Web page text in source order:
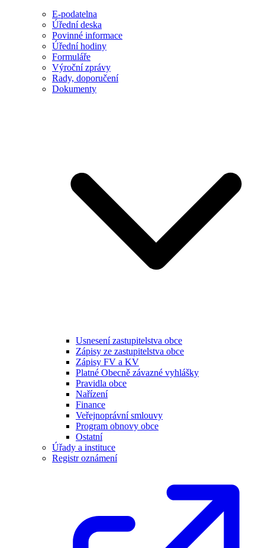
E-podatelna
Úřední deska
Povinné informace
Úřední hodiny
Formuláře
Výroční zprávy
Rady, doporučení
Dokumenty
Usnesení zastupitelstva obce
Zápisy ze zastupitelstva obce
Zápisy FV a KV
Platné Obecně závazné vyhlášky
Pravidla obce
Nařízení
Finance
Veřejnoprávní smlouvy
Program obnovy obce
Ostatní
Úřady a instituce
Registr oznámení